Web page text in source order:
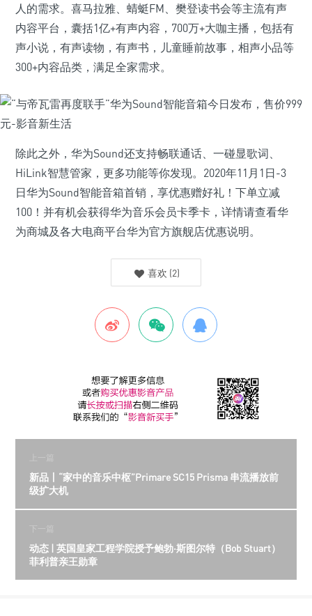
人的需求。喜马拉雅、蜻蜓FM、樊登读书会等主流有声
内容平台，囊括1亿+有声内容，700万+大咖主播，包括有
声小说，有声读物，有声书，儿童睡前故事，相声小品等
300+内容品类，满足全家需求。
除此之外，华为Sound还支持畅联通话、一碰显歌词、
HiLink智慧管家，更多功能等你发现。2020年11月1日-3
日华为Sound智能音箱首销，享优惠赠好礼！下单立减
100！并有机会获得华为音乐会员卡季卡，详情请查看华
为商城及各大电商平台华为官方旗舰店优惠说明。
喜欢 (2)
上一篇
新品丨“家中的音乐中枢”Primare SC15 Prisma 串流播放前
级扩大机
下一篇
动态 | 英国皇家工程学院授予鲍勃·斯图尔特（Bob Stuart）
菲利普亲王勋章